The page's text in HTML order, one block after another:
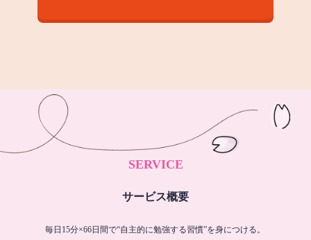
SERVICE
サービス概要
毎日15分×66日間で“自主的に勉強する習慣”を身につける。